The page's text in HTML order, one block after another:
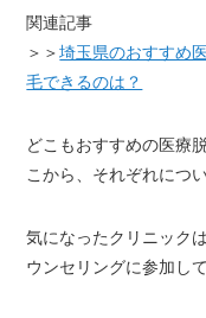
関連記事
＞＞埼玉県のおすすめ
毛できるのは？
どこもおすすめの医療
こから、それぞれにつ
気になったクリニック
ウンセリングに参加し